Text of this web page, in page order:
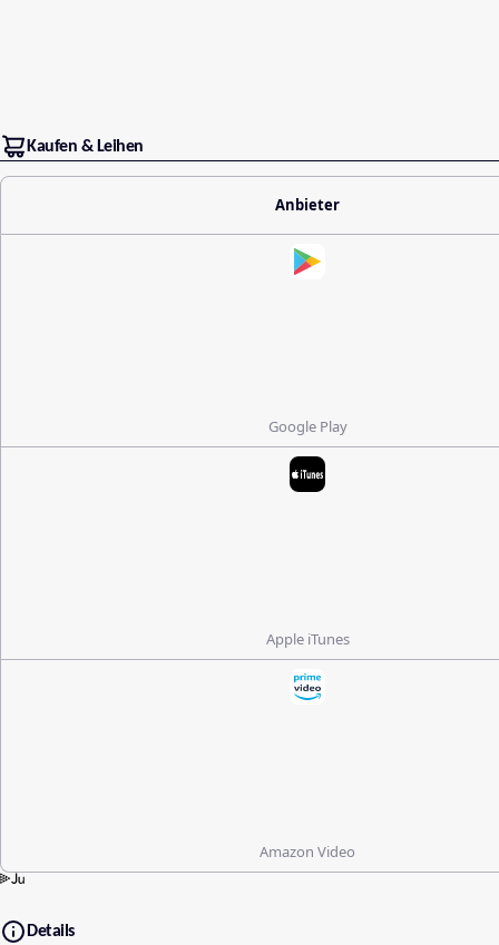
Kaufen & Leihen
Anbieter
Google Play
Apple iTunes
Amazon Video
Details